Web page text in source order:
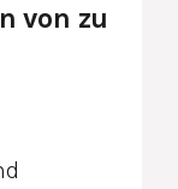
von zu